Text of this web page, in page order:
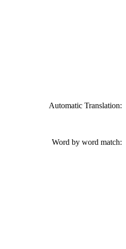
Automatic Translation:
Word by word match: